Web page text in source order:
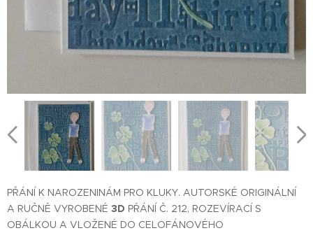
PŘÁNÍ K NAROZENINÁM PRO KLUKY. AUTORSKÉ ORIGINÁLNÍ
A RUČNĚ VYROBENÉ 3D PŘÁNÍ Č. 212, ROZEVÍRACÍ S
OBÁLKOU A VLOŽENÉ DO CELOFÁNOVÉHO